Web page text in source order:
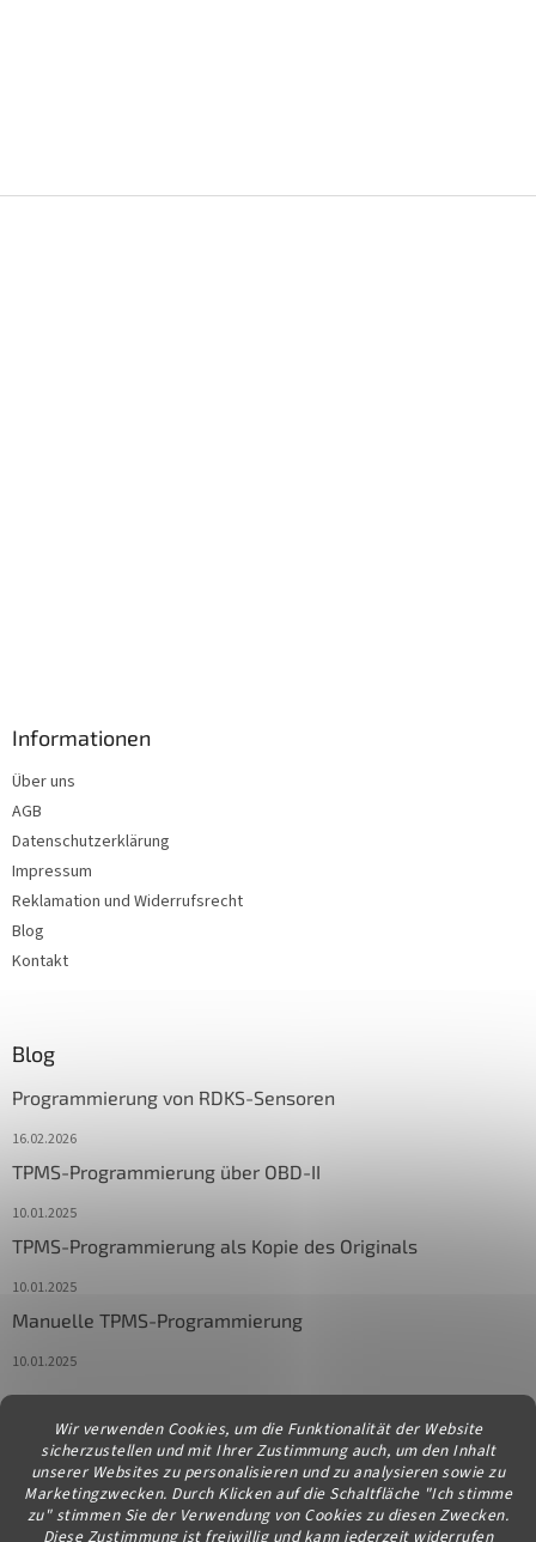
Wir verwenden Cookies, um die Funktionalität der Website
sicherzustellen und mit Ihrer Zustimmung auch, um den Inhalt
unserer Websites zu personalisieren und zu analysieren sowie zu
Marketingzwecken. Durch Klicken auf die Schaltfläche "Ich stimme
zu" stimmen Sie der Verwendung von Cookies zu diesen Zwecken.
Diese Zustimmung ist freiwillig und kann jederzeit widerrufen
Informationen
Über uns
AGB
Datenschutzerklärung
Impressum
Reklamation und Widerrufsrecht
Blog
Kontakt
Blog
Programmierung von RDKS-Sensoren
16.02.2026
TPMS-Programmierung über OBD-II
10.01.2025
TPMS-Programmierung als Kopie des Originals
10.01.2025
Manuelle TPMS-Programmierung
10.01.2025
Kontakt
info@diagstore.at